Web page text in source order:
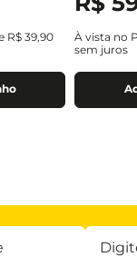
R$ 39,90
À vista no
sem juros